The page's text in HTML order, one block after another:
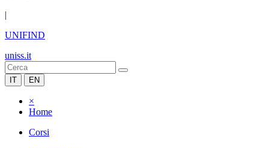
|
UNIFIND
uniss.it
IT EN
×
Home
Corsi